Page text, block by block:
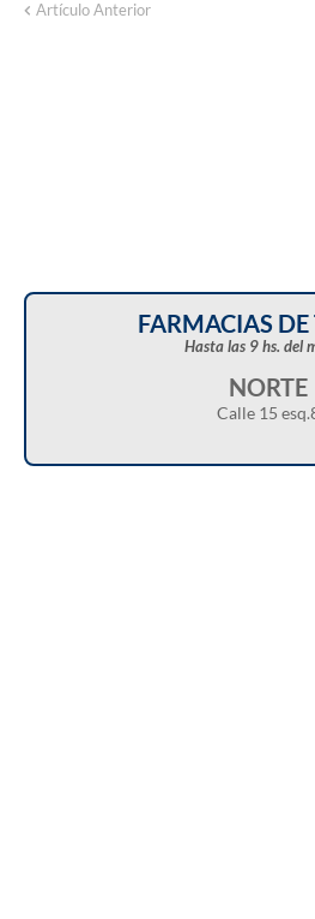
Artículo Anterior
FARMACIAS
Hasta las 9 hs. del
NORTE
Calle 15